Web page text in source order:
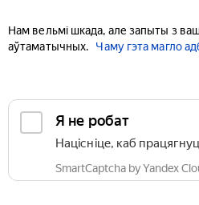
Нам вельмі шкада, але запыты з
аўтаматычных.
Чаму гэта магло
Я не робат
Націсніце, каб
SmartCaptcha by Yandex